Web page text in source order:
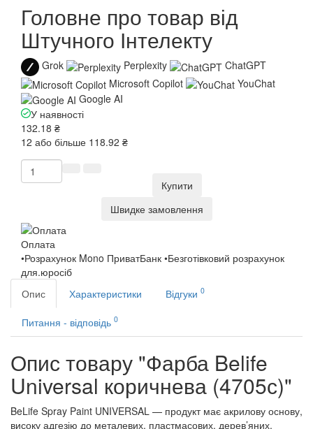
Головне про товар від
Штучного Інтелекту
Grok Perplexity
ChatGPT
Microsoft Copilot
YouChat
Google AI
У наявності
132.18 ₴
12 або більше 118.92 ₴
Купити
Швидке замовлення
Оплата
•Розрахунок Mono ПриватБанк •Безготівковий розрахунок
для.юросіб
Опис
Характеристики Відгуки 0
Питання - відповідь 0
Опис товару "Фарба Belife
Universal коричнева (4705с)"
BeLife Spray Paint UNIVERSAL — продукт має акрилову основу,
високу адгезію до металевих, пластмасових, дерев’яних,